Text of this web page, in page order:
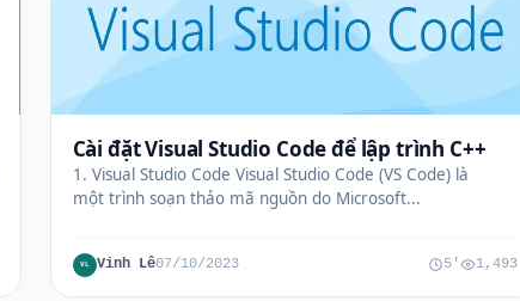
Cài đặt Visual Studio Code để lập trình C++
1. Visual Studio Code Visual Studio Code (VS Code) là
một trình soạn thảo mã nguồn do Microsoft...
VL Vinh Lê07/10/2023 5' 1,493